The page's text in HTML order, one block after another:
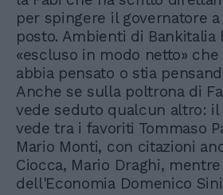
per spingere il governatore
posto. Ambienti di Bankitalia
«escluso in modo netto»
abbia pensato o stia
Anche se sulla poltrona di
vede seduto qualcun altro:
vede tra i favoriti Tommaso
Mario Monti, con citazioni
Ciocca, Mario Draghi,
dell'Economia Domenico